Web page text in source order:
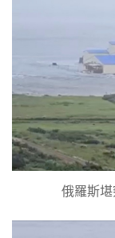
俄羅斯